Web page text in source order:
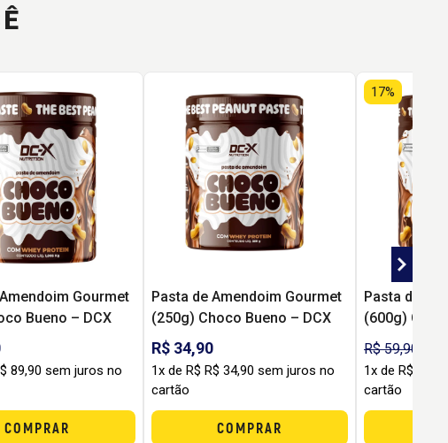
Gourmet
Bueno – DCX
89,90 sem juros no
COMPRAR
Pasta de Amendoim Gourmet
(250g) Choco Bueno – DCX
R$ 34,90
1x de R$ R$ 34,90 sem juros no
cartão
COMPRAR
Pasta de
(600g)
R$ 59,90
17%
1x de R$ R$
cartão